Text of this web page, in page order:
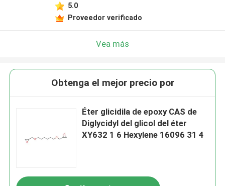
5.0
Proveedor verificado
Vea más
Obtenga el mejor precio por
Éter glicidila de epoxy CAS de
Diglycidyl del glicol del éter
XY632 1 6 Hexylene 16096 31 4